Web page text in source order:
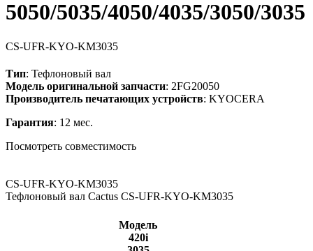
5050/5035/4050/4035/3050/3035
CS-UFR-KYO-KM3035
Тип: Тефлоновый вал
Модель оригинальной запчасти: 2FG20050
Производитель печатающих устройств: KYOCERA
Гарантия: 12 мес.
Посмотреть совместимость
CS-UFR-KYO-KM3035
Тефлоновый вал Cactus CS-UFR-KYO-KM3035
Модель
420i